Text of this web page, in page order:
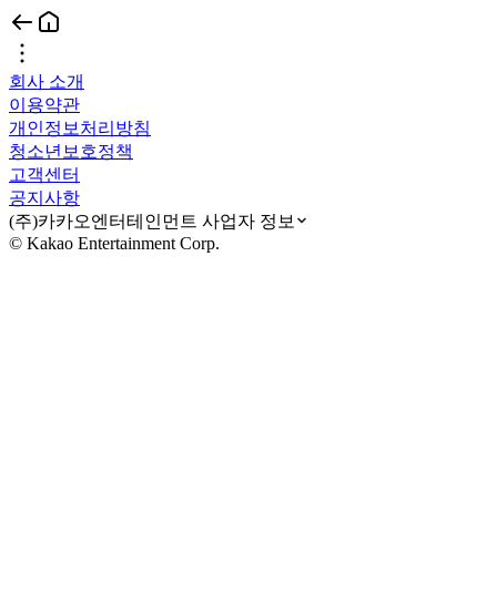
회사 소개
이용약관
개인정보처리방침
청소년보호정책
고객센터
공지사항
(주)카카오엔터테인먼트 사업자 정보
© Kakao Entertainment Corp.